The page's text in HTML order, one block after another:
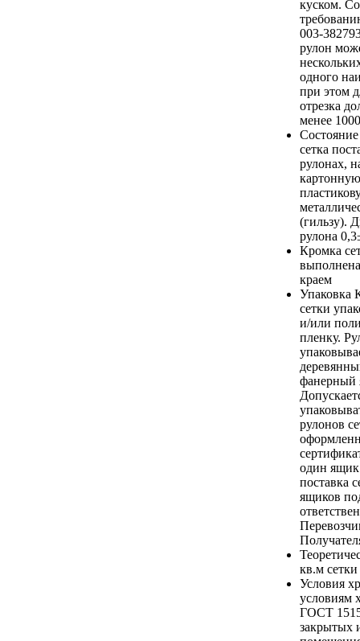
куском.
003-
рулон
одного
при этом
отрезка
менее
сетка
рулонах,
(гильзу).
рулона
Кромка
краем
Упаковка
сетки
и/или
пленку.
фанерный
рулонов
один
поставка
ящиков
кв.м сетки
Условия
условиям
ГОСТ
закрытых